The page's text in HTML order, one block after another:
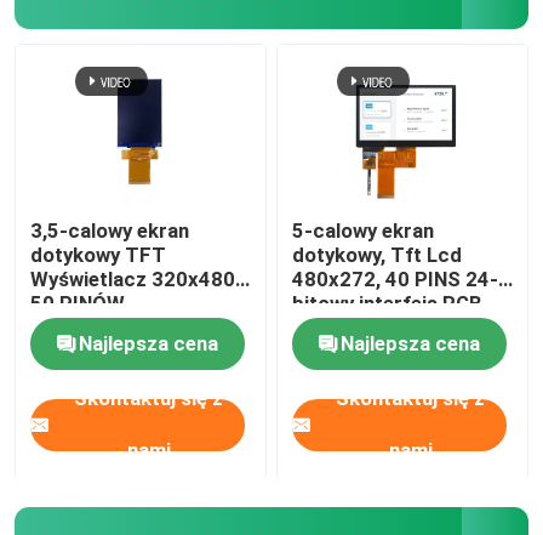
3,5-calowy ekran
dotykowy TFT
Wyświetlacz 320x480
50 PINÓW
MIPI/MCU/SPI+RGB
Najlepsza cena
Skontaktuj się z
nami
5-calowy ekran
dotykowy, Tft Lcd
480x272, 40 PINS 24-
bitowy interfejs RGB
350 CD/M2
Najlepsza cena
Skontaktuj się z
nami